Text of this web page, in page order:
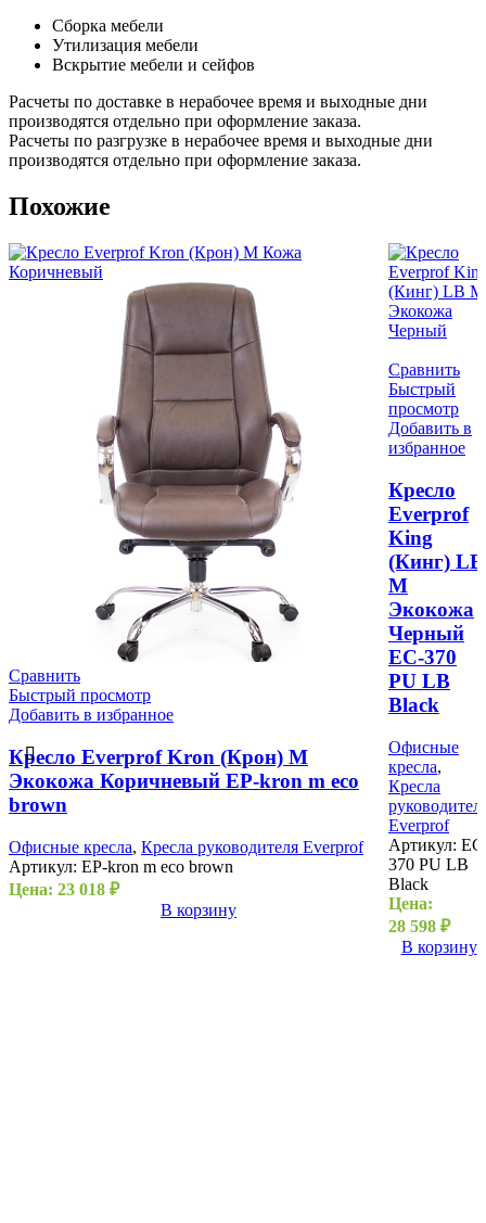
Сборка мебели
Утилизация мебели
Вскрытие мебели и сейфов
Расчеты по доставке в нерабочее время и выходные дни
производятся отдельно при оформление заказа.
Расчеты по разгрузке в нерабочее время и выходные дни
производятся отдельно при оформление заказа.
Похожие
Сравнить
Быстрый просмотр
Добавить в избранное
Кресло Everprof Kron (Крон) М
Экокожа Коричневый EP-kron m eco
brown
Офисные кресла, Кресла руководителя Everprof
Артикул: EP-kron m eco brown
Цена: 23 018 ₽
В корзину
Сравнить
Быстрый
просмотр
Добавить в
избранное
Кресло
Everprof
King
(Кинг) LB
M
Экокожа
Черный
EC-370
PU LB
Black
Офисные
кресла,
Кресла
Everprof
Артикул:
370 PU LB
Black
Цена:
28 598 ₽
В корзину